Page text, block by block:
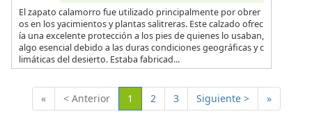
El zapato calamorro fue utilizado principalmente por obrer
os en los yacimientos y plantas salitreras. Este calzado ofrec
ía una excelente protección a los pies de quienes lo usaban,
algo esencial debido a las duras condiciones geográficas y c
limáticas del desierto. Estaba fabricad...
« < Anterior 1 (Actual)
2 3 Siguiente > »